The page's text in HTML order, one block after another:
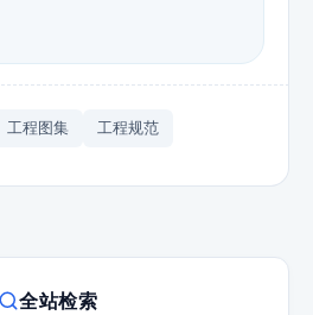
工程图集 工程规范
全站检索